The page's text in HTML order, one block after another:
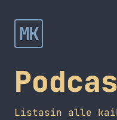
MK
Listasin alle